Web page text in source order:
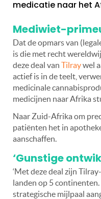
medicatie naar het
Mediwiet-
Dat de opmars van
is die met recht
deze deal van Tilraywel
actief is in de teelt,
medicinale
medicijnen naar Afrika
Naar Zuid-Afrika om
patiënten het in
aanschaffen.
‘Gunstige
‘Met deze deal zijn
landen op 5
strategische mijlpaal